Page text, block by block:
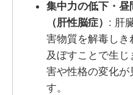
集中力の低下・
（肝性脳症） : 肝
害物質を解毒しき
及ぼすことで生
害や性格の変化が
す。